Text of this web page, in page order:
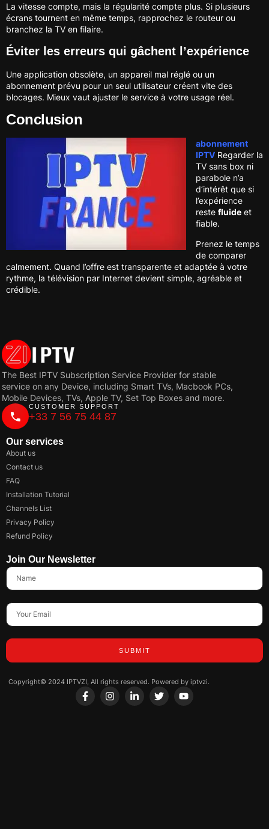
La vitesse compte, mais la régularité compte plus. Si plusieurs
écrans tournent en même temps, rapprochez le routeur ou
branchez la TV en filaire.
Éviter les erreurs qui gâchent l’expérience
Une application obsolète, un appareil mal réglé ou un
abonnement prévu pour un seul utilisateur créent vite des
blocages. Mieux vaut ajuster le service à votre usage réel.
Conclusion
abonnement
IPTV Regarder la
TV sans box ni
parabole n’a
d’intérêt que si
l’expérience
reste fluide et
fiable.
Prenez le temps
de comparer
calmement. Quand l’offre est transparente et adaptée à votre
rythme, la télévision par Internet devient simple, agréable et
crédible.
The Best IPTV Subscription Service Provider for stable
service on any Device, including Smart TVs, Macbook PCs,
Mobile Devices, TVs, Apple TV, Set Top Boxes and more.
CUSTOMER SUPPORT
+33 7 56 75 44 87
Our services
About us
Contact us
FAQ
Installation Tutorial
Channels List
Privacy Policy
Refund Policy
Join Our Newsletter
SUBMIT
Copyright© 2024 IPTVZI, All rights reserved. Powered by iptvzi.